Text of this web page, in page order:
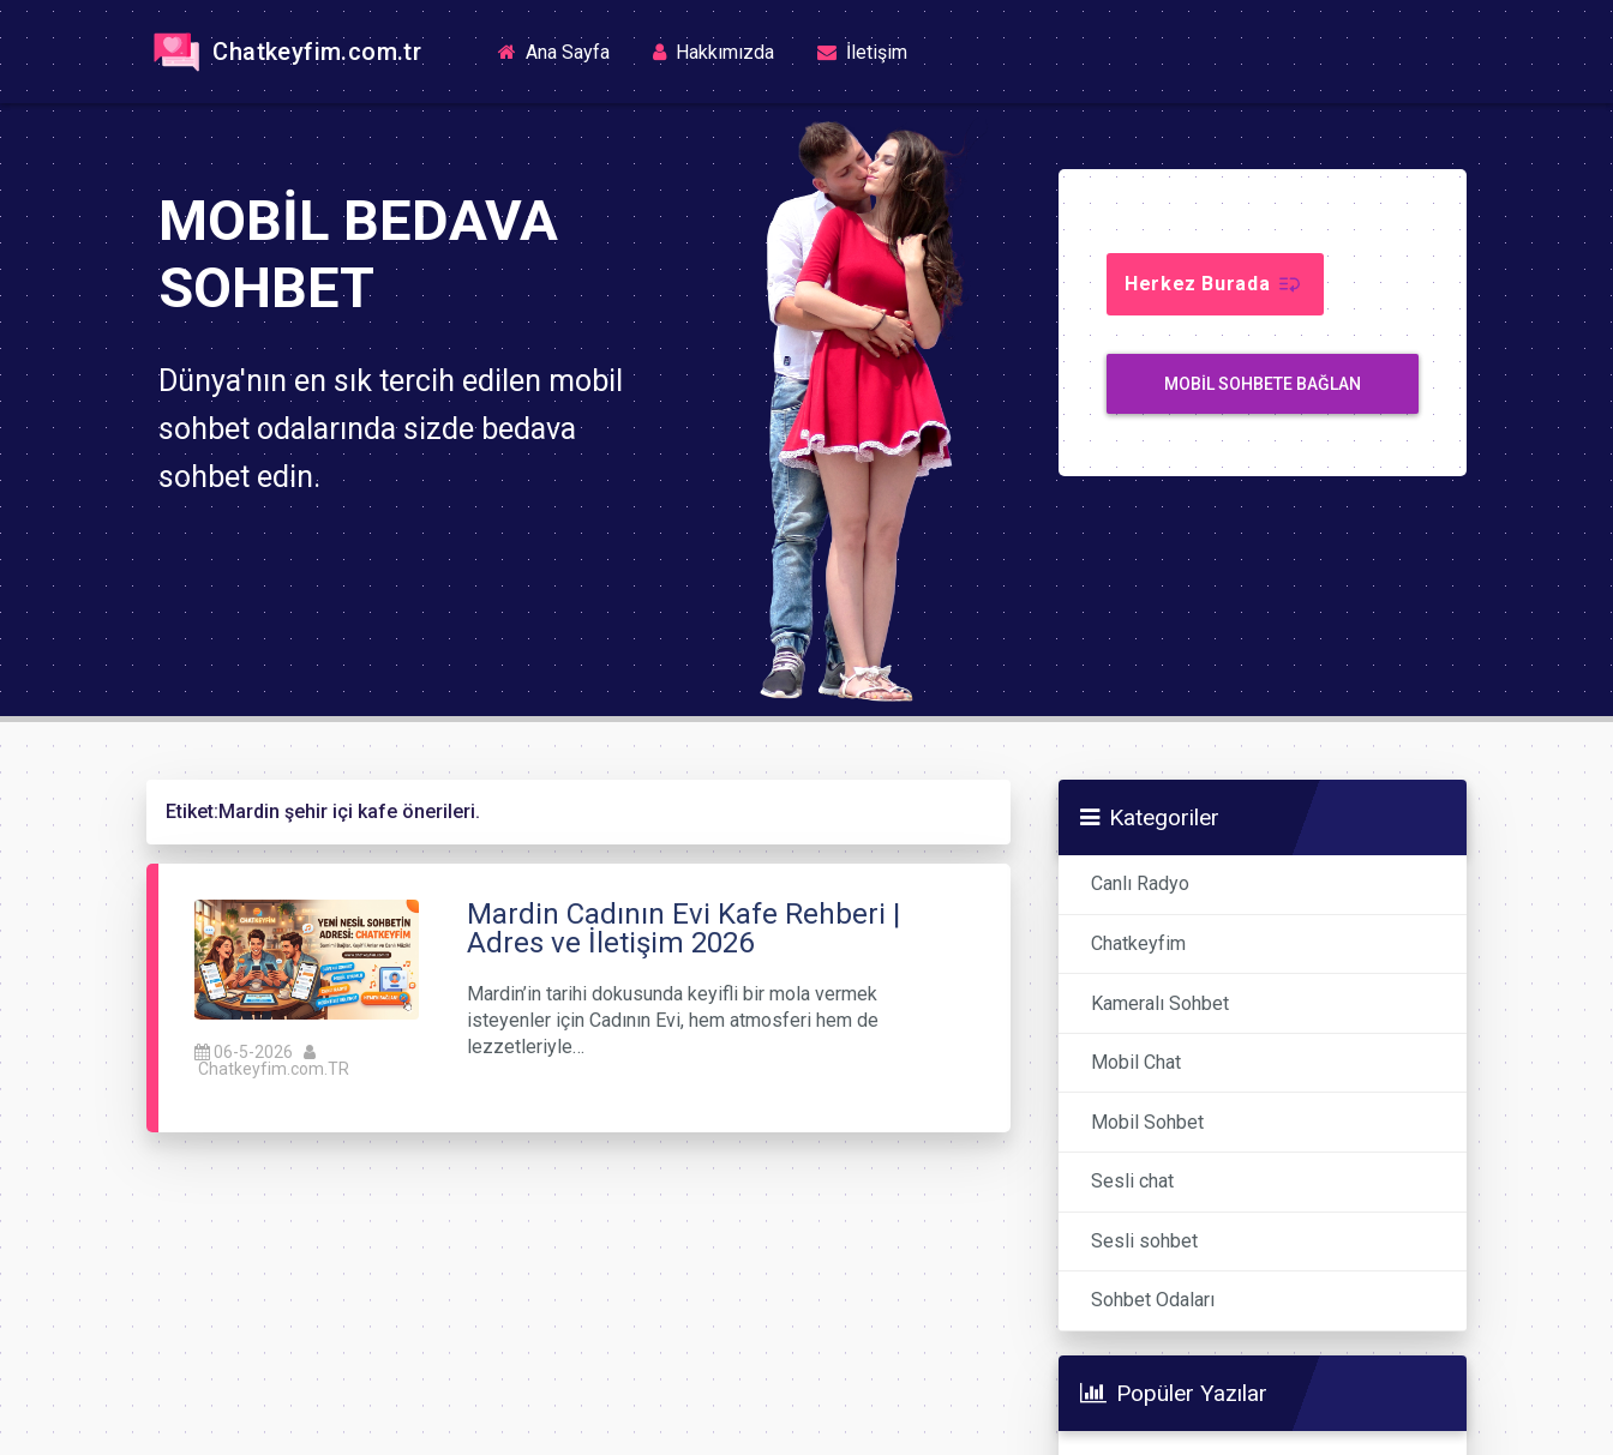
Chatkeyfim.com.tr Ana Sayfa(current)Hakkımızda İletişim
MOBIL BEDAVA
SOHBET
Dünya'nın en sık tercih edilen mobil
sohbet odalarında sizde bedava
sohbet edin.
Herkez Burada
MOBIL SOHBETE BAĞLAN
Etiket: Mardin şehir içi kafe önerileri.
06-5-2026
Chatkeyfim.com.TR
Mardin Cadının Evi Kafe Rehberi |
Adres ve İletişim 2026
Mardin’in tarihi dokusunda keyifli bir mola vermek
isteyenler için Cadının Evi, hem atmosferi hem de
lezzetleriyle…
Kategoriler
Canlı Radyo
Chatkeyfim
Kameralı Sohbet
Mobil Chat
Mobil Sohbet
Sesli chat
Sesli sohbet
Sohbet Odaları
Popüler Yazılar